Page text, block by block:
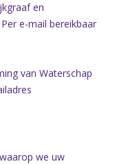
en
e-mail bereikbaar
van Waterschap
we uw